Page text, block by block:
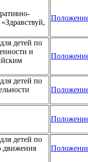
детей по
и
детей по
детей по
движения